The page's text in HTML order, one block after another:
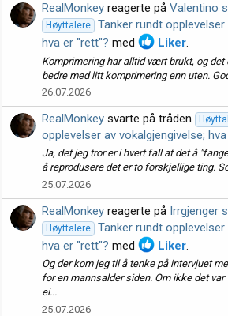
RealMonkey reagerte på Valentino
Høyttalere
Tanker rundt
hva er "rett"? med Liker.
Komprimering har alltid vært brukt, og det
bedre med litt komprimering enn uten.
26.07.2026
RealMonkey svarte på tråden
opplevelser av vokalgjengivelse;
Ja, det jeg tror er i hvert fall at det å
å reprodusere det er to forskjellige ting.
25.07.2026
RealMonkey reagerte på Irrgjenger
Høyttalere
Tanker rundt
hva er "rett"? med Liker.
Og der kom jeg til å tenke på intervjuet
for en mannsalder siden. Om ikke det
ei...
25.07.2026